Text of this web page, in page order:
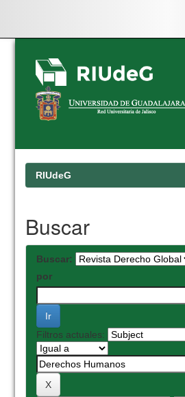
Skip
navigation
RIUdeG
Buscar
Buscar:
por
Filtros actuales: